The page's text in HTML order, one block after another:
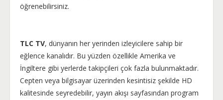
öğrenebilirsiniz.
TLC TV, dünyanın her yerinden izleyicilere sahip bir
eğlence kanalıdır. Bu yüzden özellikle Amerika ve
İngiltere gibi yerlerde takipçileri çok fazla bulunmaktadır.
Cepten veya bilgisayar üzerinden kesintisiz şekilde HD
kalitesinde seyredebilir, yayın akışı sayfasından program